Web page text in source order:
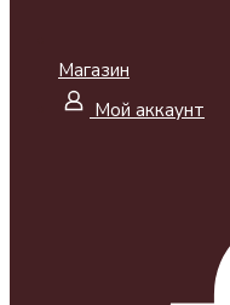
Магазин
Мой аккаунт